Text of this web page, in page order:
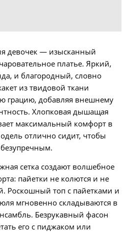
девочек — изысканный
платье. Яркий,
и благородный, словно
из твидовой ткани
грацию, добавляя внешнему
Хлопковая дышащая
максимальный комфорт в
отлично сидит, чтобы
сетка создают волшебное
пайетки не колются и не
Роскошный топ с пайетками и
мгновенно складываются в
Безрукавный фасон
его с пиджаком или